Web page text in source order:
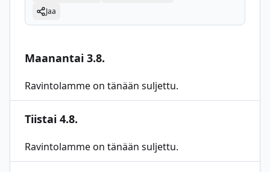
Jaa
Maanantai 3.8.
Ravintolamme on tänään suljettu.
Tiistai 4.8.
Ravintolamme on tänään suljettu.